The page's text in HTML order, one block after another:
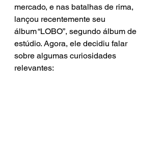
mercado, e nas batalhas de rima,
lançou recentemente seu
álbum “LOBO”, segundo álbum de
estúdio. Agora, ele decidiu falar
sobre algumas curiosidades
relevantes: